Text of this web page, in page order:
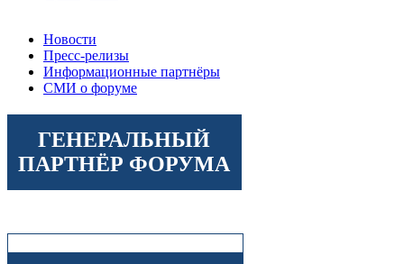
Новости
Пресс-релизы
Информационные партнёры
СМИ о форуме
ГЕНЕРАЛЬНЫЙ
ПАРТНЁР ФОРУМА